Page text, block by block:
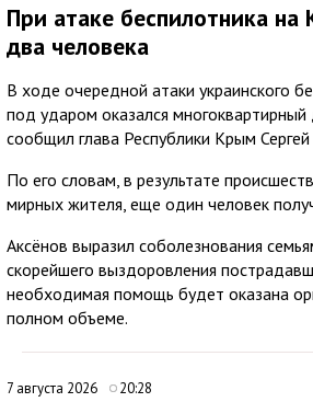
При атаке беспилотника на
два человека
В ходе очередной атаки украинского
под ударом оказался
сообщил глава Республики Крым Сергей
По его словам, в результате
мирных жителя, еще один человек
Аксёнов выразил соболезнования
скорейшего выздоровления
необходимая помощь будет оказана
полном объеме.
7 августа 2026 20:28